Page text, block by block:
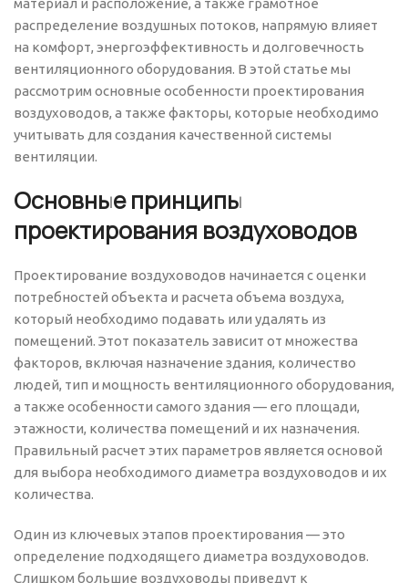
материал и расположение, а также грамотное
распределение воздушных потоков, напрямую влияет
на комфорт, энергоэффективность и долговечность
вентиляционного оборудования. В этой статье мы
рассмотрим основные особенности проектирования
воздуховодов, а также факторы, которые необходимо
учитывать для создания качественной системы
вентиляции.
Основные принципы
проектирования воздуховодов
Проектирование воздуховодов начинается с оценки
потребностей объекта и расчета объема воздуха,
который необходимо подавать или удалять из
помещений. Этот показатель зависит от множества
факторов, включая назначение здания, количество
людей, тип и мощность вентиляционного оборудования,
а также особенности самого здания — его площади,
этажности, количества помещений и их назначения.
Правильный расчет этих параметров является основой
для выбора необходимого диаметра воздуховодов и их
количества.
Один из ключевых этапов проектирования — это
определение подходящего диаметра воздуховодов.
Слишком большие воздуховоды приведут к